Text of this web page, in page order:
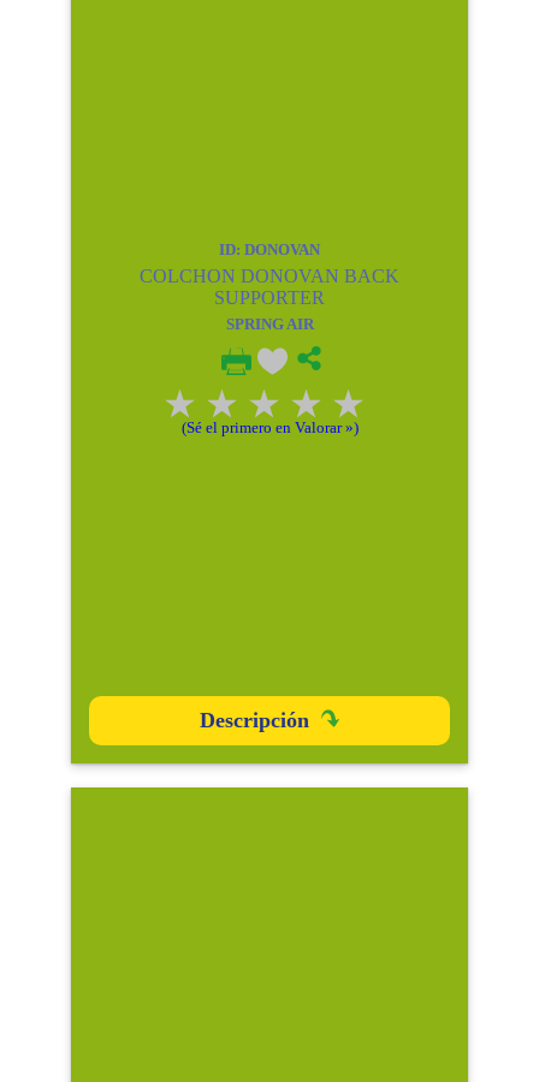
ID: DONOVAN
COLCHON DONOVAN BACK
SUPPORTER
SPRING AIR
(Sé el primero en Valorar »)
Descripción